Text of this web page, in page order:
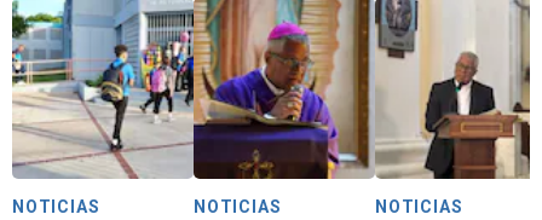
NOTICIAS NOTICIAS NOTICIAS